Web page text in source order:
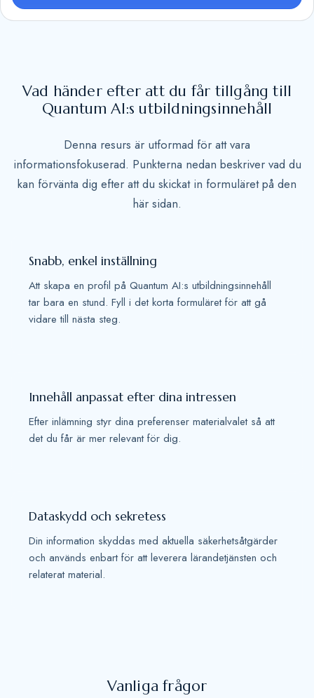
S
e
Vad händer efter att du får tillgång till
Quantum AI:s utbildningsinnehåll
Denna resurs är utformad för att vara
informationsfokuserad. Punkterna nedan beskriver vad du
kan förvänta dig efter att du skickat in formuläret på den
här sidan.
Snabb, enkel inställning
Att skapa en profil på Quantum AI:s utbildningsinnehåll
tar bara en stund. Fyll i det korta formuläret för att gå
vidare till nästa steg.
Innehåll anpassat efter dina intressen
Efter inlämning styr dina preferenser materialvalet så att
det du får är mer relevant för dig.
Dataskydd och sekretess
Din information skyddas med aktuella säkerhetsåtgärder
och används enbart för att leverera lärandetjänsten och
relaterat material.
Vanliga frågor